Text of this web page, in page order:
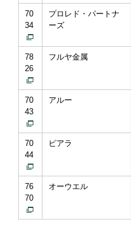
70
34
プロレド・パートナ
ーズ
78
26
フルヤ金属
70
43
アルー
70
44
ピアラ
76
70
オーウエル